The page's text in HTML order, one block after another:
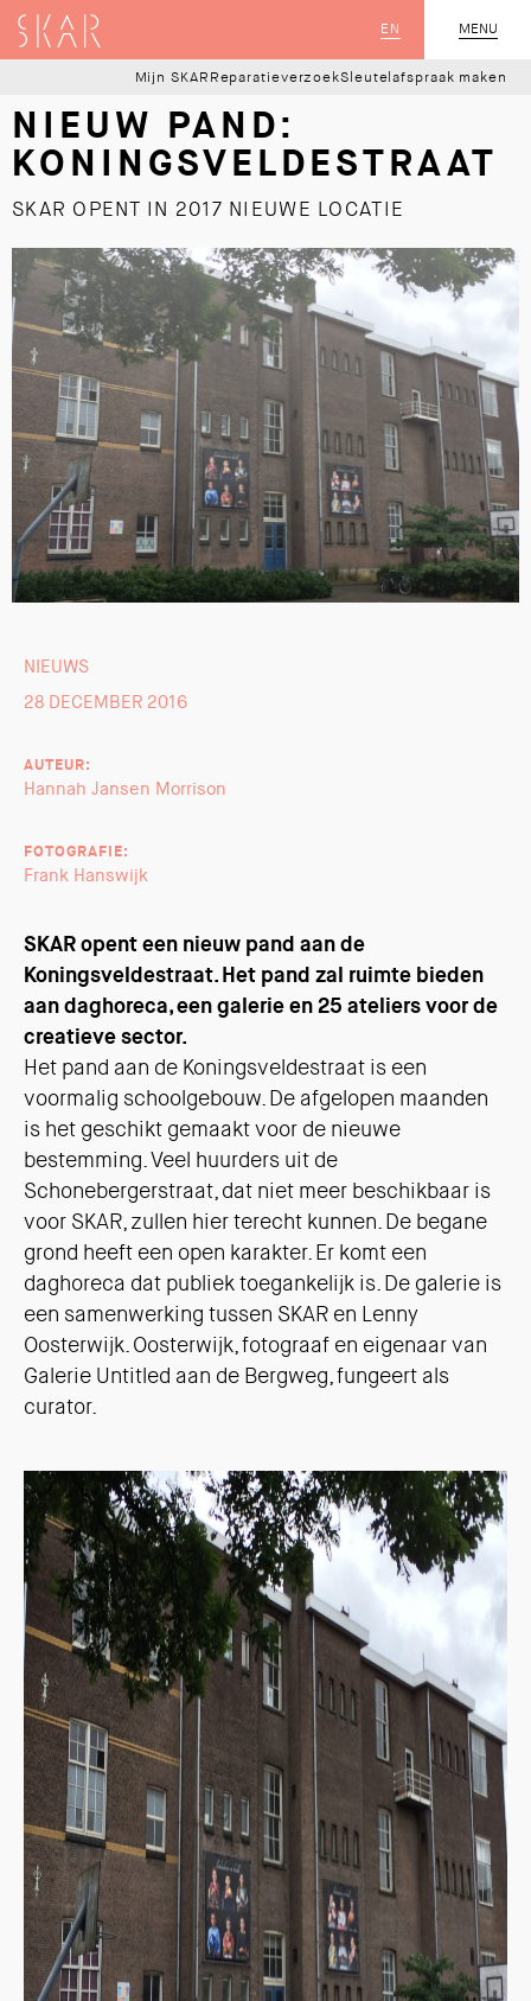
MENU
SLUIT
EN
SKAR
Mijn SKAR ReparatieverzoekSleutelafspraak maken
NIEUW PAND:
KONINGSVELDESTRAAT
SKAR OPENT IN 2017 NIEUWE LOCATIE
NIEUWS
28 DECEMBER 2016
AUTEUR:
Hannah Jansen Morrison
FOTOGRAFIE:
Frank Hanswijk
SKAR opent een nieuw pand aan de
Koningsveldestraat. Het pand zal ruimte bieden
aan daghoreca, een galerie en 25 ateliers voor de
creatieve sector.
Het pand aan de Koningsveldestraat is een
voormalig schoolgebouw. De afgelopen maanden
is het geschikt gemaakt voor de nieuwe
bestemming. Veel huurders uit de
Schonebergerstraat, dat niet meer beschikbaar is
voor SKAR, zullen hier terecht kunnen. De begane
grond heeft een open karakter. Er komt een
daghoreca dat publiek toegankelijk is. De galerie is
een samenwerking tussen SKAR en Lenny
Oosterwijk. Oosterwijk, fotograaf en eigenaar van
Galerie Untitled aan de Bergweg, fungeert als
curator.